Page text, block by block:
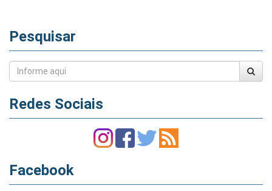
Pesquisar
Redes Sociais
Facebook